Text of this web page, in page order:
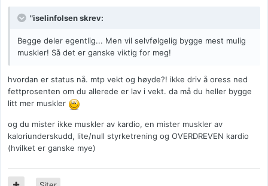
"iselinfolsen skrev:
Begge deler egentlig... Men vil selvfølgelig bygge mest mulig
muskler! Så det er ganske viktig for meg!
hvordan er status nå. mtp vekt og høyde?! ikke driv å oress ned
fettprosenten om du allerede er lav i vekt. da må du heller bygge
litt mer muskler
og du mister ikke muskler av kardio, en mister muskler av
kaloriunderskudd, lite/null styrketrening og OVERDREVEN kardio
(hvilket er ganske mye)